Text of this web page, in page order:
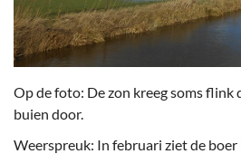
Op de foto: De zon kreeg soms flink
buien door.
Weerspreuk: In februari ziet de